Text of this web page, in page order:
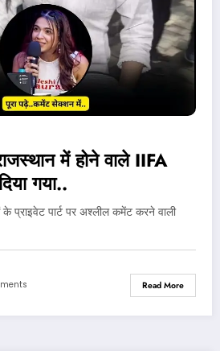
में होने वाले IIFA
गया..
प्राइवेट पार्ट पर अश्लील कमेंट करने वाली
Read More